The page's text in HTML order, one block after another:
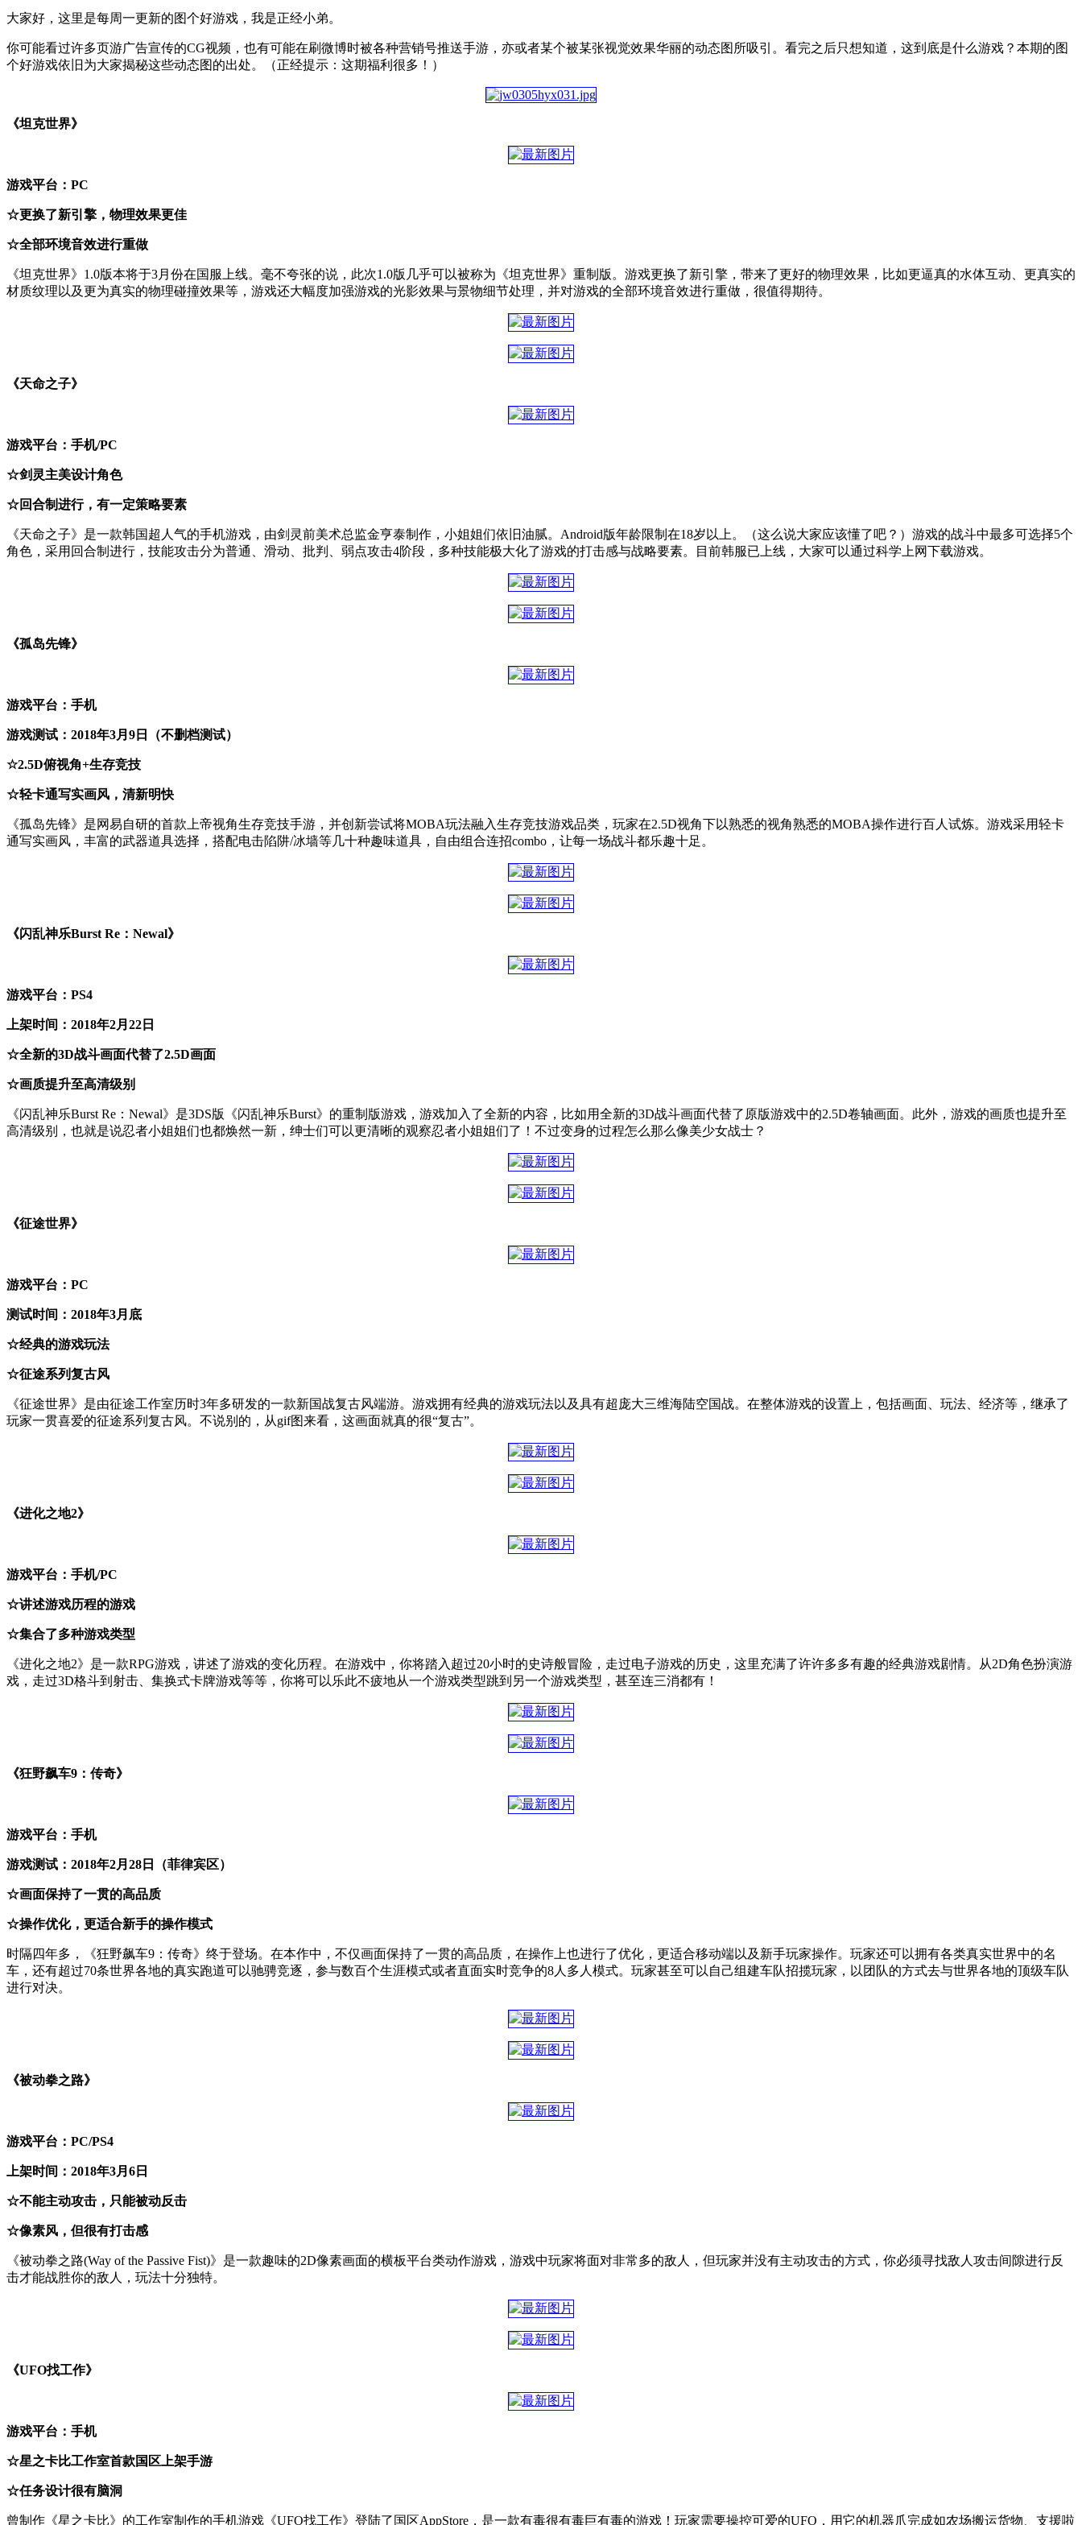
大家好，这里是每周一更新的图个好游戏，我是正经小弟。
你可能看过许多页游广告宣传的CG视频，也有可能在刷微博时被各种营销号推送手游，亦或者某个被某张视觉效果华丽的动态图所吸引。看完之后只想知道，这到底是什么游戏？本期的图
个好游戏依旧为大家揭秘这些动态图的出处。（正经提示：这期福利很多！）
《坦克世界》
游戏平台：PC
☆更换了新引擎，物理效果更佳
☆全部环境音效进行重做
《坦克世界》1.0版本将于3月份在国服上线。毫不夸张的说，此次1.0版几乎可以被称为《坦克世界》重制版。游戏更换了新引擎，带来了更好的物理效果，比如更逼真的水体互动、更真实的
材质纹理以及更为真实的物理碰撞效果等，游戏还大幅度加强游戏的光影效果与景物细节处理，并对游戏的全部环境音效进行重做，很值得期待。
《天命之子》
游戏平台：手机/PC
☆剑灵主美设计角色
☆回合制进行，有一定策略要素
《天命之子》是一款韩国超人气的手机游戏，由剑灵前美术总监金亨泰制作，小姐姐们依旧油腻。Android版年龄限制在18岁以上。（这么说大家应该懂了吧？）游戏的战斗中最多可选择5个
角色，采用回合制进行，技能攻击分为普通、滑动、批判、弱点攻击4阶段，多种技能极大化了游戏的打击感与战略要素。目前韩服已上线，大家可以通过科学上网下载游戏。
《孤岛先锋》
游戏平台：手机
游戏测试：2018年3月9日（不删档测试）
☆2.5D俯视角+生存竞技
☆轻卡通写实画风，清新明快
《孤岛先锋》是网易自研的首款上帝视角生存竞技手游，并创新尝试将MOBA玩法融入生存竞技游戏品类，玩家在2.5D视角下以熟悉的视角熟悉的MOBA操作进行百人试炼。游戏采用轻卡
通写实画风，丰富的武器道具选择，搭配电击陷阱/冰墙等几十种趣味道具，自由组合连招combo，让每一场战斗都乐趣十足。
《闪乱神乐Burst Re：Newal》
游戏平台：PS4
上架时间：2018年2月22日
☆全新的3D战斗画面代替了2.5D画面
☆画质提升至高清级别
《闪乱神乐Burst Re：Newal》是3DS版《闪乱神乐Burst》的重制版游戏，游戏加入了全新的内容，比如用全新的3D战斗画面代替了原版游戏中的2.5D卷轴画面。此外，游戏的画质也提升至
高清级别，也就是说忍者小姐姐们也都焕然一新，绅士们可以更清晰的观察忍者小姐姐们了！不过变身的过程怎么那么像美少女战士？
《征途世界》
游戏平台：PC
测试时间：2018年3月底
☆经典的游戏玩法
☆征途系列复古风
《征途世界》是由征途工作室历时3年多研发的一款新国战复古风端游。游戏拥有经典的游戏玩法以及具有超庞大三维海陆空国战。在整体游戏的设置上，包括画面、玩法、经济等，继承了
玩家一贯喜爱的征途系列复古风。不说别的，从gif图来看，这画面就真的很“复古”。
《进化之地2》
游戏平台：手机/PC
☆讲述游戏历程的游戏
☆集合了多种游戏类型
《进化之地2》是一款RPG游戏，讲述了游戏的变化历程。在游戏中，你将踏入超过20小时的史诗般冒险，走过电子游戏的历史，这里充满了许许多多有趣的经典游戏剧情。从2D角色扮演游
戏，走过3D格斗到射击、集换式卡牌游戏等等，你将可以乐此不疲地从一个游戏类型跳到另一个游戏类型，甚至连三消都有！
《狂野飙车9：传奇》
游戏平台：手机
游戏测试：2018年2月28日（菲律宾区）
☆画面保持了一贯的高品质
☆操作优化，更适合新手的操作模式
时隔四年多，《狂野飙车9：传奇》终于登场。在本作中，不仅画面保持了一贯的高品质，在操作上也进行了优化，更适合移动端以及新手玩家操作。玩家还可以拥有各类真实世界中的名
车，还有超过70条世界各地的真实跑道可以驰骋竞逐，参与数百个生涯模式或者直面实时竞争的8人多人模式。玩家甚至可以自己组建车队招揽玩家，以团队的方式去与世界各地的顶级车队
进行对决。
《被动拳之路》
游戏平台：PC/PS4
上架时间：2018年3月6日
☆不能主动攻击，只能被动反击
☆像素风，但很有打击感
《被动拳之路(Way of the Passive Fist)》是一款趣味的2D像素画面的横板平台类动作游戏，游戏中玩家将面对非常多的敌人，但玩家并没有主动攻击的方式，你必须寻找敌人攻击间隙进行反
击才能战胜你的敌人，玩法十分独特。
《UFO找工作》
游戏平台：手机
☆星之卡比工作室首款国区上架手游
☆任务设计很有脑洞
曾制作《星之卡比》的工作室制作的手机游戏《UFO找工作》登陆了国区AppStore，是一款有毒很有毒巨有毒的游戏！玩家需要操控可爱的UFO，用它的机器爪完成如农场搬运货物、支援啦